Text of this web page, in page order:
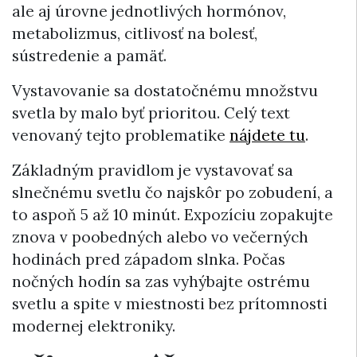
ale aj úrovne jednotlivých hormónov,
metabolizmus, citlivosť na bolesť,
sústredenie a pamäť.
Vystavovanie sa dostatočnému množstvu
svetla by malo byť prioritou. Celý text
venovaný tejto problematike nájdete tu.
Základným pravidlom je vystavovať sa
slnečnému svetlu čo najskôr po zobudení, a
to aspoň 5 až 10 minút. Expozíciu zopakujte
znova v poobedných alebo vo večerných
hodinách pred západom slnka. Počas
nočných hodín sa zas vyhýbajte ostrému
svetlu a spite v miestnosti bez prítomnosti
modernej elektroniky.